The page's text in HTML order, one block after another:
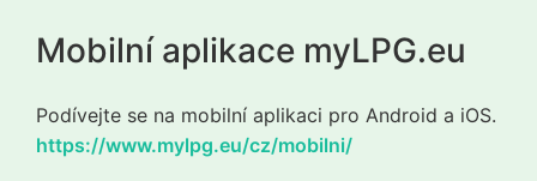
Mobilní aplikace myLPG.eu
Podívejte se na mobilní aplikaci pro Android a iOS.
https://www.mylpg.eu/cz/mobilni/